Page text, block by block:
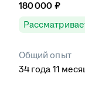
180 000 ₽
Общий опыт
34 года 11